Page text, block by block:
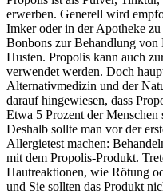
erwerben. Generell wird
Imker oder in der Apotheke
Bonbons zur Behandlung von
Husten. Propolis kann auch
verwendet werden. Doch
Alternativmedizin und der
darauf hingewiesen, dass
Etwa 5 Prozent der
Deshalb sollte man vor der
Allergietest machen:
mit dem Propolis-Produkt.
Hautreaktionen, wie Rötung
und Sie sollten das Produkt